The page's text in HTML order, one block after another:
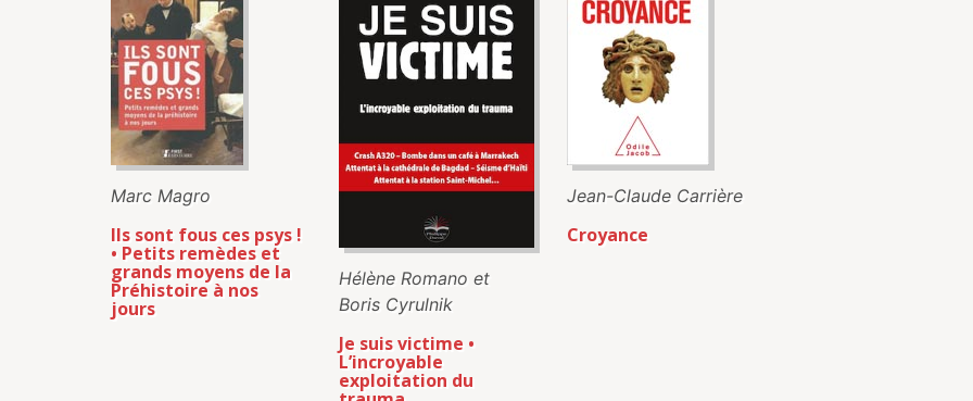
Marc Magro
Ils sont fous ces psys !
• Petits remèdes et
grands moyens de la
Préhistoire à nos
jours
Hélène Romano et
Boris Cyrulnik
Je suis victime •
L’incroyable
exploitation du
Jean-Claude Carrière
Croyance